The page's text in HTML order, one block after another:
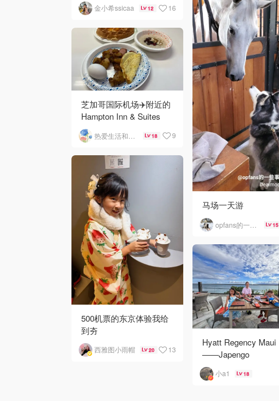
金小希ssicaa 12 16
马场一天游
opfans的一些事一些情 15
芝加哥国际机场✈️附近的
Hampton Inn & Suites
Rosemont Chicago
O'Hare自助早餐
热爱生活和自由的轻舞飞扬 18 9
500机票的东京体验我给
到夯
西雅图小雨帽 20 13
Hyatt Regency Maui
——Japengo
小a1 18